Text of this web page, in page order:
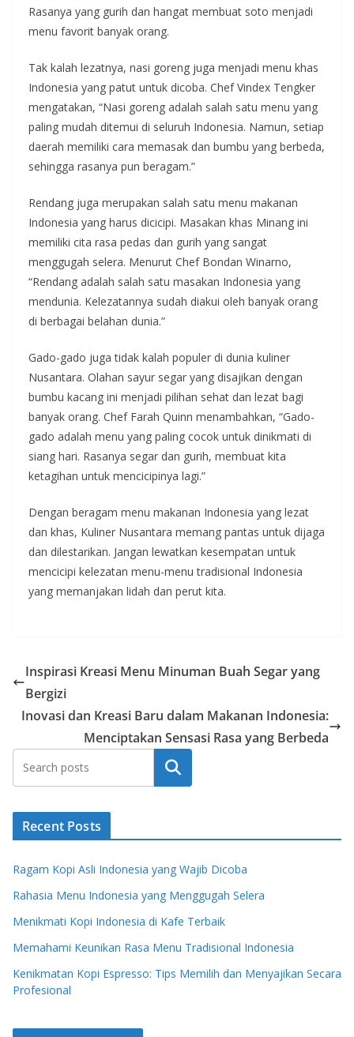
Rasanya yang gurih dan hangat membuat soto menjadi
menu favorit banyak orang.
Tak kalah lezatnya, nasi goreng juga menjadi menu khas
Indonesia yang patut untuk dicoba. Chef Vindex Tengker
mengatakan, “Nasi goreng adalah salah satu menu yang
paling mudah ditemui di seluruh Indonesia. Namun, setiap
daerah memiliki cara memasak dan bumbu yang berbeda,
sehingga rasanya pun beragam.”
Rendang juga merupakan salah satu menu makanan
Indonesia yang harus dicicipi. Masakan khas Minang ini
memiliki cita rasa pedas dan gurih yang sangat
menggugah selera. Menurut Chef Bondan Winarno,
“Rendang adalah salah satu masakan Indonesia yang
mendunia. Kelezatannya sudah diakui oleh banyak orang
di berbagai belahan dunia.”
Gado-gado juga tidak kalah populer di dunia kuliner
Nusantara. Olahan sayur segar yang disajikan dengan
bumbu kacang ini menjadi pilihan sehat dan lezat bagi
banyak orang. Chef Farah Quinn menambahkan, “Gado-
gado adalah menu yang paling cocok untuk dinikmati di
siang hari. Rasanya segar dan gurih, membuat kita
ketagihan untuk mencicipinya lagi.”
Dengan beragam menu makanan Indonesia yang lezat
dan khas, Kuliner Nusantara memang pantas untuk dijaga
dan dilestarikan. Jangan lewatkan kesempatan untuk
mencicipi kelezatan menu-menu tradisional Indonesia
yang memanjakan lidah dan perut kita.
Inspirasi Kreasi Menu Minuman Buah Segar yang
Bergizi
Inovasi dan Kreasi Baru dalam Makanan Indonesia:
Menciptakan Sensasi Rasa yang Berbeda
Search
Recent Posts
Ragam Kopi Asli Indonesia yang Wajib Dicoba
Rahasia Menu Indonesia yang Menggugah Selera
Menikmati Kopi Indonesia di Kafe Terbaik
Memahami Keunikan Rasa Menu Tradisional Indonesia
Kenikmatan Kopi Espresso: Tips Memilih dan Menyajikan Secara
Profesional